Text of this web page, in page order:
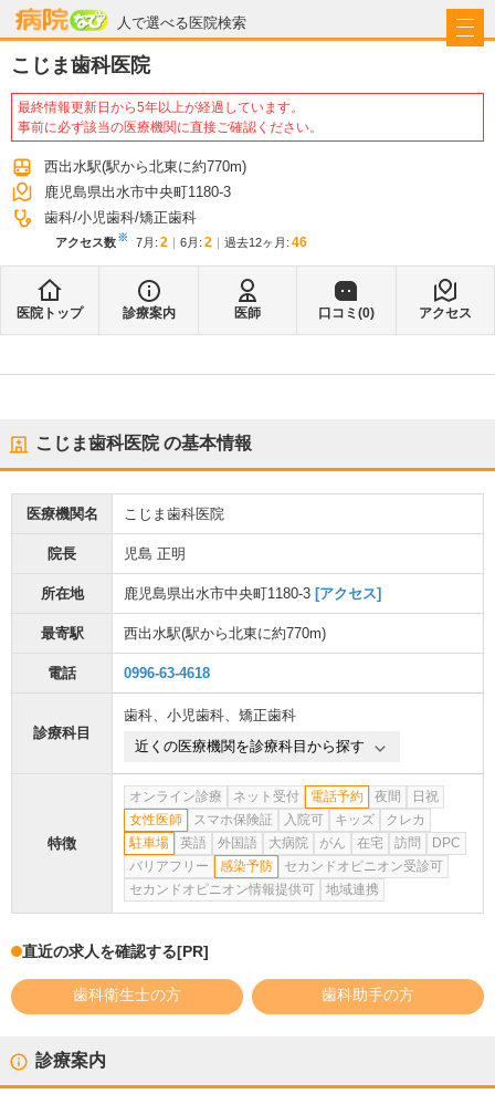
人で選べる医院検索
病院なび
こじま歯科医院
最終情報更新日から5年以上が経過しています。
事前に必ず該当の医療機関に直接ご確認ください。
西出水駅(駅から北東に約770m)
鹿児島県出水市中央町1180-3
歯科 小児歯科 矯正歯科
アクセス数※ 7月 : 2 6月 : 2 過去12ヶ月: 46
医院トップ 診療案内 医師 口コミ(0) アクセス
こじま歯科医院の基本情報
医療機関名 こじま歯科医院
院長 児島 正明
所在地 鹿児島県出水市中央町1180-3 [アクセス]
最寄駅 西出水駅(駅から北東に約770m)
電話 0996-63-4618
診療科目
歯科、 小児歯科、 矯正歯科
近くの医療機関を診療科目から探す
特徴
オンライン診療 ネット受付 電話予約 夜間
日祝
女性医師
スマホ保険証 入院可 キッズ
クレカ
駐車場
英語 外国語 大病院 がん 在宅 訪問
DPC
バリアフリー
感染予防
セカンドオピニオン受診可
セカンドオピニオン情報提供可
地域連携
直近の求人を確認する[PR]
歯科衛生士の方 歯科助手の方
診療案内